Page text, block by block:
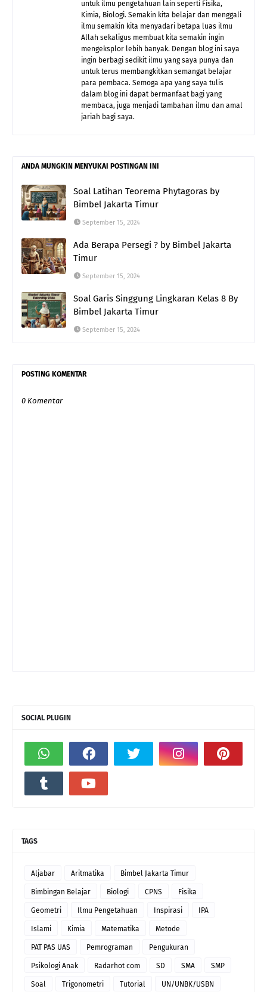
untuk ilmu pengetahuan lain seperti Fisika,
Kimia, Biologi. Semakin kita belajar dan menggali
ilmu semakin kita menyadari betapa luas ilmu
Allah sekaligus membuat kita semakin ingin
mengeksplor lebih banyak. Dengan blog ini saya
ingin berbagi sedikit ilmu yang saya punya dan
untuk terus membangkitkan semangat belajar
para pembaca. Semoga apa yang saya tulis
dalam blog ini dapat bermanfaat bagi yang
membaca, juga menjadi tambahan ilmu dan amal
jariah bagi saya.
ANDA MUNGKIN MENYUKAI POSTINGAN INI
Soal Latihan Teorema Phytagoras by
Bimbel Jakarta Timur
September 15, 2024
Ada Berapa Persegi ? by Bimbel Jakarta
Timur
September 15, 2024
Soal Garis Singgung Lingkaran Kelas 8 By
Bimbel Jakarta Timur
September 15, 2024
POSTING KOMENTAR
0 Komentar
SOCIAL PLUGIN
TAGS
Aljabar Aritmatika Bimbel Jakarta Timur
Bimbingan Belajar Biologi CPNS Fisika
Geometri Ilmu Pengetahuan Inspirasi IPA
Islami Kimia Matematika Metode
PAT PAS UAS Pemrograman Pengukuran
Psikologi Anak Radarhot com SD SMA SMP
Soal Trigonometri Tutorial UN/UNBK/USBN